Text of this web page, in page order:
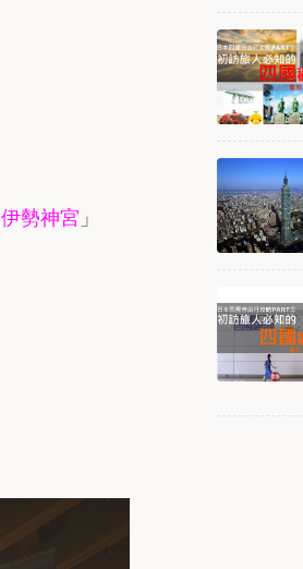
伊勢神宮 」